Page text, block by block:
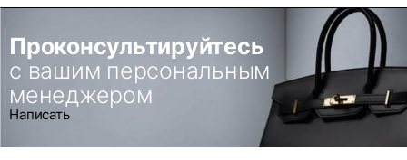
Проконсультируйтесь
с вашим персональным
менеджером
Написать